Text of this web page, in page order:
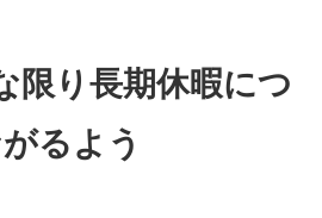
限り長期休暇につ
るよう